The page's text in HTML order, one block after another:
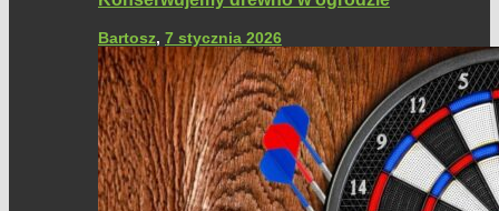
Bartosz, 7 stycznia 2026